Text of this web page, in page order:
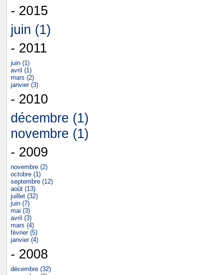
- 2015
juin (1)
- 2011
juin (1)
avril (1)
mars (2)
janvier (3)
- 2010
décembre (1)
novembre (1)
- 2009
novembre (2)
octobre (1)
septembre (12)
août (13)
juillet (32)
juin (7)
mai (3)
avril (3)
mars (4)
février (5)
janvier (4)
- 2008
décembre (32)